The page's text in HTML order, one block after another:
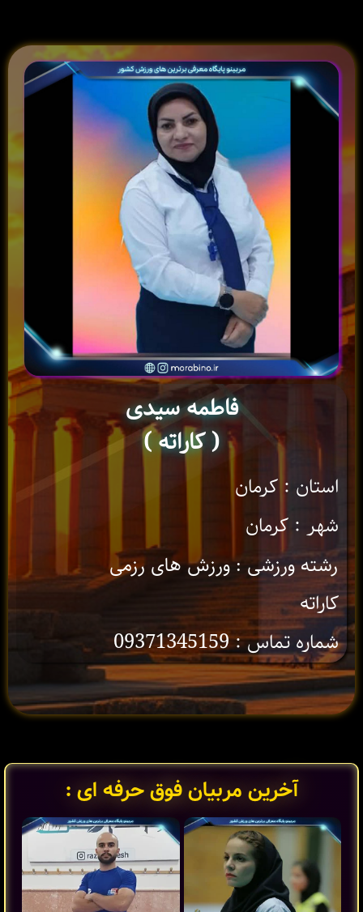
فاطمه سیدی
( کاراته )
استان : کرمان
شهر : کرمان
رشته ورزشی : ورزش های رزمی
کاراته
شماره تماس : 09371345159
آخرین مربیان فوق حرفه ای :